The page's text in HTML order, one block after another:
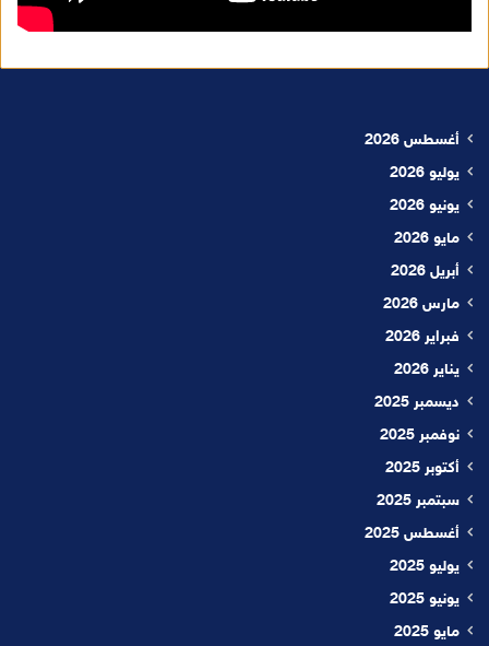
أغسطس 2026
يوليو 2026
يونيو 2026
مايو 2026
أبريل 2026
مارس 2026
فبراير 2026
يناير 2026
ديسمبر 2025
نوفمبر 2025
أكتوبر 2025
سبتمبر 2025
أغسطس 2025
يوليو 2025
يونيو 2025
مايو 2025